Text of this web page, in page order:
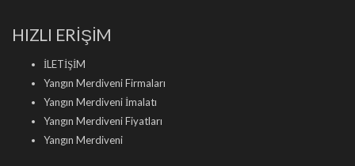
HIZLI ERİŞİM
İLETİŞİM
Yangın Merdiveni Firmaları
Yangın Merdiveni İmalatı
Yangın Merdiveni Fiyatları
Yangın Merdiveni